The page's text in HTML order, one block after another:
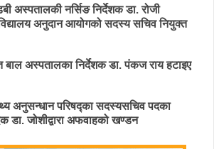
अस्पतालकी नर्सिङ निर्देशक डा. रोजी
अनुदान आयोगको सदस्य सचिव नियुक्त
बाल अस्पतालका निर्देशक डा. पंकज राय हटाइए
अनुसन्धान परिषद्का सदस्यसचिव पदका
डा. जोशीद्वारा अफवाहको खण्डन